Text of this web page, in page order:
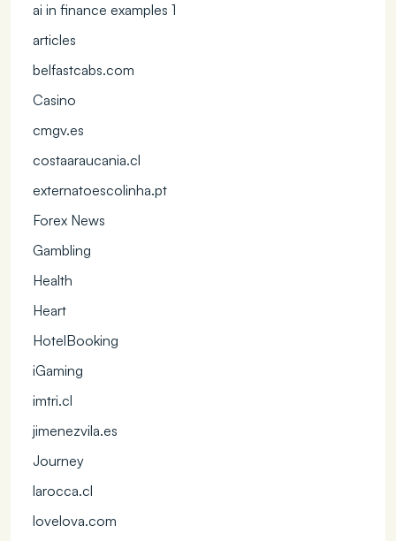
ai in finance examples 1
articles
belfastcabs.com
Casino
cmgv.es
costaaraucania.cl
externatoescolinha.pt
Forex News
Gambling
Health
Heart
HotelBooking
iGaming
imtri.cl
jimenezvila.es
Journey
larocca.cl
lovelova.com